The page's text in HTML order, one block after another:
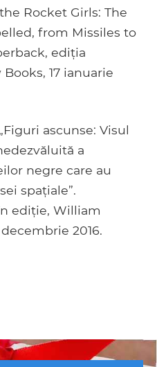
Rocket Girls: The
from Missiles to
ediția
17 ianuarie
ascunse: Visul
a
negre care au
spațiale”.
ediție, William
2016.